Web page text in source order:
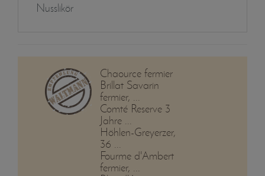
Nusslikör
Chaource fermier
Brillat Savarin
fermier, ...
Comté Reserve 3
Jahre ...
Höhlen-Greyerzer,
36 ...
Fourme d'Ambert
fermier, ...